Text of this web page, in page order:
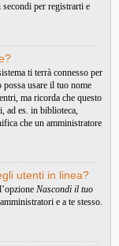
per registrarti e
ti terrà connesso per
usare il tuo nome
ma ricorda che questo
ad es. in biblioteca,
che un amministratore
utenti in linea?
Nascondi il tuo
e a te stesso.